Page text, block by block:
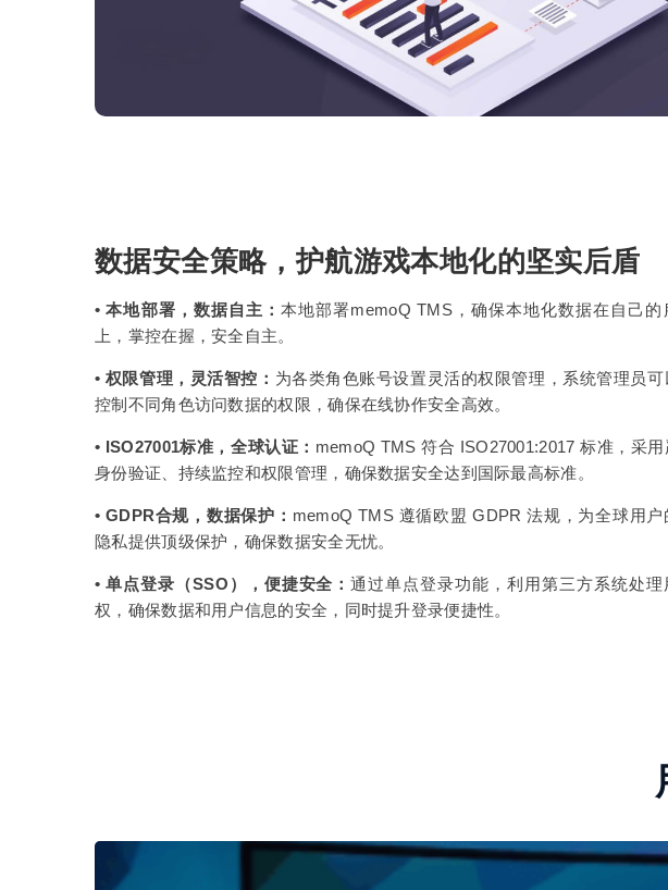
数据安全策略，护航游戏本地化的坚实后盾
• 本地部署，数据自主：本地部署memoQ TMS，确保本地化数据在自己的
上，掌控在握，安全自主。
• 权限管理，灵活智控： 为各类角色账号设置灵活的权限管理，系统管理员可
控制不同角色访问数据的权限，确保在线协作安全高效。
• ISO27001标准，全球认证： memoQ TMS 符合 ISO27001:2017 标准，采用
身份验证、持续监控和权限管理，确保数据安全达到国际最高标准。
• GDPR合规，数据保护： memoQ TMS 遵循欧盟 GDPR 法规，为全球用户
隐私提供顶级保护，确保数据安全无忧。
• 单点登录（SSO），便捷安全：通过单点登录功能，利用第三方系统处理
权，确保数据和用户信息的安全，同时提升登录便捷性。